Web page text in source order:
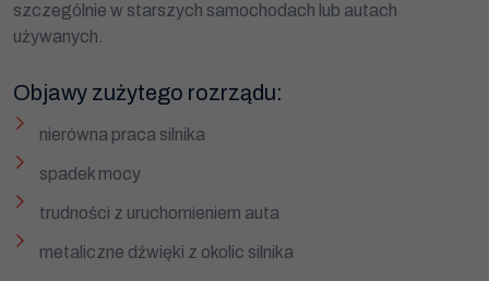
szczególnie w starszych samochodach lub autach
używanych.
Objawy zużytego rozrządu:
nierówna praca silnika
spadek mocy
trudności z uruchomieniem auta
metaliczne dźwięki z okolic silnika